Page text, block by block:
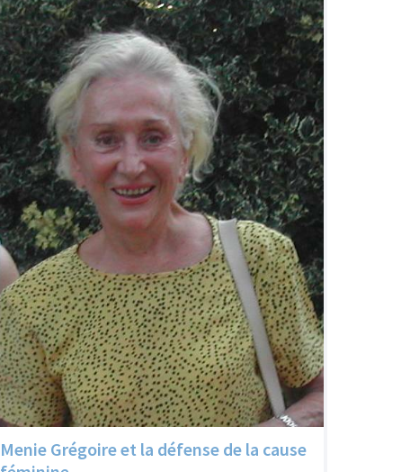
Menie Grégoire et la défense de la cause